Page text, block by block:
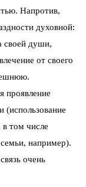
Напротив,
духовной:
своей души,
от своего
проявление
(использование
в том числе
например).
очень